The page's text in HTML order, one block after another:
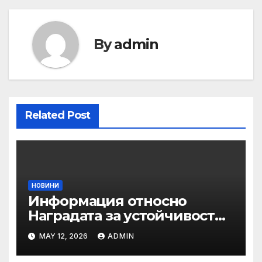
Byadmin
Related Post
НОВИНИ
Информация относно
Наградата за устойчивост
на ОАЕ „Зайед“
MAY 12, 2026 ADMIN